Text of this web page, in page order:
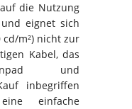
die Nutzung
eignet sich
m²) nicht zur
Kabel, das
und
inbegriffen
einfache